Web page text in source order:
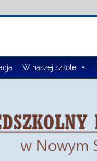
W naszej szkole